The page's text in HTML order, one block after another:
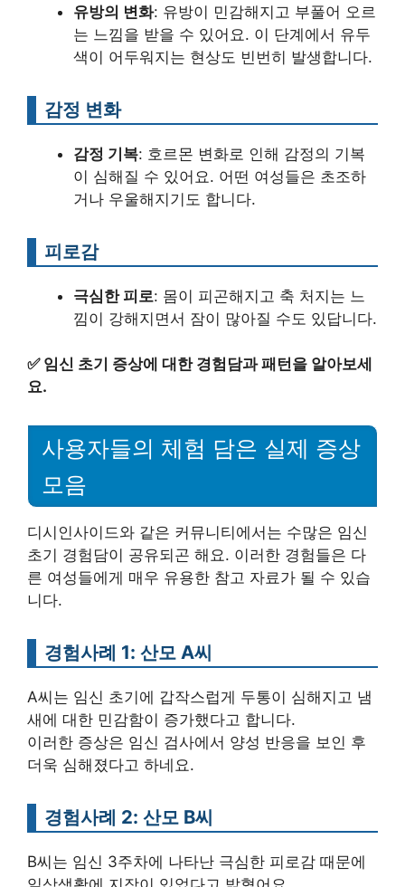
유방의 변화: 유방이 민감해지고 부풀어 오르
는 느낌을 받을 수 있어요. 이 단계에서 유두
색이 어두워지는 현상도 빈번히 발생합니다.
감정 변화
감정 기복: 호르몬 변화로 인해 감정의 기복
이 심해질 수 있어요. 어떤 여성들은 초조하
거나 우울해지기도 합니다.
피로감
극심한 피로: 몸이 피곤해지고 축 처지는 느
낌이 강해지면서 잠이 많아질 수도 있답니다.
✅ 임신 초기 증상에 대한 경험담과 패턴을 알아보세
요.
사용자들의 체험 담은 실제 증상
모음
디시인사이드와 같은 커뮤니티에서는 수많은 임신
초기 경험담이 공유되곤 해요. 이러한 경험들은 다
른 여성들에게 매우 유용한 참고 자료가 될 수 있습
니다.
경험사례 1: 산모 A씨
A씨는 임신 초기에 갑작스럽게 두통이 심해지고 냄
새에 대한 민감함이 증가했다고 합니다.
이러한 증상은 임신 검사에서 양성 반응을 보인 후
더욱 심해졌다고 하네요.
경험사례 2: 산모 B씨
B씨는 임신 3주차에 나타난 극심한 피로감 때문에